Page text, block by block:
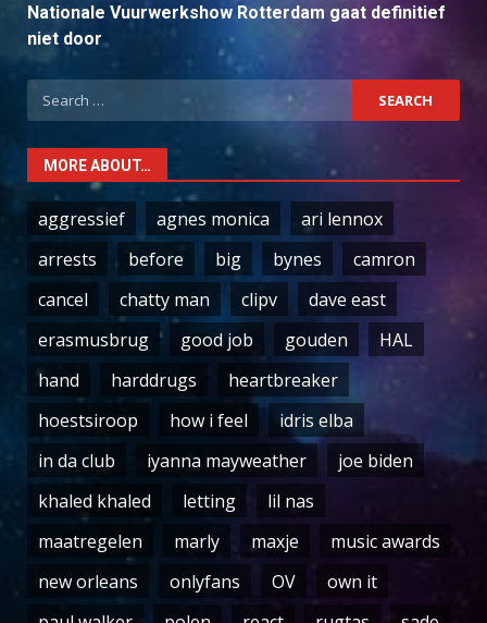
Nationale Vuurwerkshow Rotterdam gaat definitief
niet door
Search
for:
MORE ABOUT…
aggressief agnes monica
ari lennox
arrests
before big bynes
camron
cancel
chatty man clipv
dave east
erasmusbrug
good job gouden
HAL
hand
harddrugs
heartbreaker
hoestsiroop
how i feel
idris elba
in da club
iyanna mayweather
joe biden
khaled khaled
letting
lil nas
maatregelen
marly maxje
music awards
new orleans
onlyfans OV
own it